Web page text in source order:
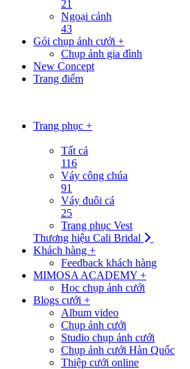
21
Ngoại cảnh
43
Gói chụp ảnh cưới +
Chụp ảnh gia đình
New Concept
Trang điểm
Trang phục +
Tất cả
116
Váy công chúa
91
Váy đuôi cá
25
Trang phục Vest
Thương hiệu Cali Bridal
Khách hàng +
Feedback khách hàng
MIMOSA ACADEMY +
Học chụp ảnh cưới
Blogs cưới +
Album video
Chụp ảnh cưới
Studio chụp ảnh cưới
Chụp ảnh cưới Hàn Quốc
Thiệp cưới online